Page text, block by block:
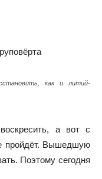
как и литий-
а вот с
пройдёт. Вышедшую
Поэтому сегодня